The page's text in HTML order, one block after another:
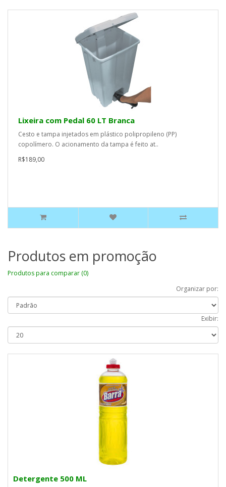
Lixeira com Pedal 60 LT Branca
Cesto e tampa injetados em plástico polipropileno (PP)
copolímero. O acionamento da tampa é feito at..
R$189,00
Produtos em promoção
Produtos para comparar (0)
Organizar por:
Exibir:
Detergente 500 ML